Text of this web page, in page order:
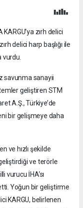
zırh delici
delici harp başlığı ile
vurdu.
savunma sanayii
geliştiren STM
A.Ş., Türkiye’de
bir gelişmeye daha
ve hızlı şekilde
ve terörle
vurucu İHA’sı
Yoğun bir geliştirme
KARGU, belirlenen